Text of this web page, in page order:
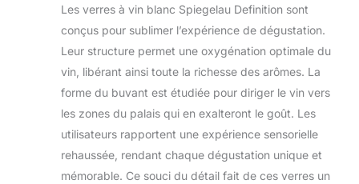
Les verres à vin blanc Spiegelau Definition sont
conçus pour sublimer l’expérience de dégustation.
Leur structure permet une oxygénation optimale du
vin, libérant ainsi toute la richesse des arômes. La
forme du buvant est étudiée pour diriger le vin vers
les zones du palais qui en exalteront le goût. Les
utilisateurs rapportent une expérience sensorielle
rehaussée, rendant chaque dégustation unique et
mémorable. Ce souci du détail fait de ces verres un